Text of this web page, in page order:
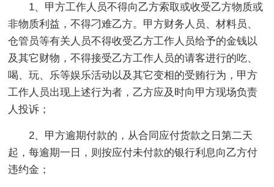
1、甲方工作人员不得向乙方索取或收受乙方物质或
非物质利益，不得刁难乙方。甲方财务人员、材料员、
仓管员等有关人员不得收受乙方工作人员给予的金钱以
及其它财物，不得接受乙方工作人员的请客进行的吃、
喝、玩、乐等娱乐活动以及其它变相的受贿行为，甲方
工作人员出现上述行为者，乙方应及时向甲方现场负责
人投诉；
2、甲方逾期付款的，从合同应付货款之日第二天
起，每逾期一日，则按应付未付款的银行利息向乙方付
违约金；